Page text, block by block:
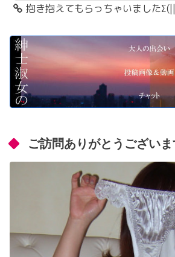
抱き抱えてもらっちゃいました
ご訪問ありがとうござい